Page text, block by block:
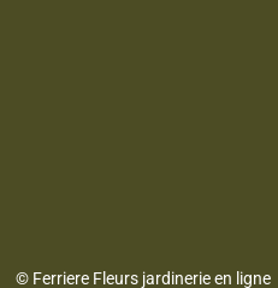
© Ferriere Fleurs jardinerie en ligne